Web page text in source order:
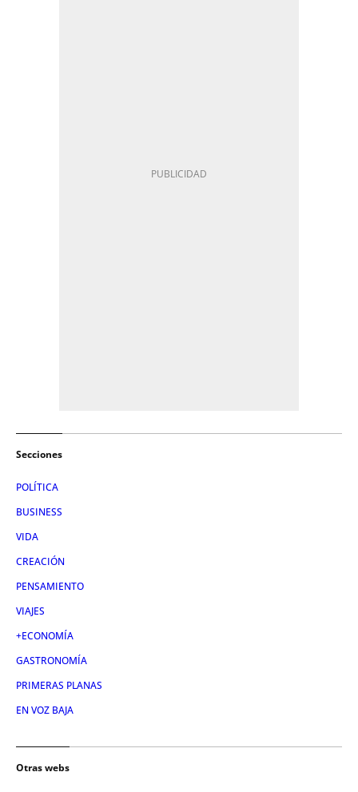
Secciones
POLÍTICA
BUSINESS
VIDA
CREACIÓN
PENSAMIENTO
VIAJES
+ECONOMÍA
GASTRONOMÍA
PRIMERAS PLANAS
EN VOZ BAJA
Otras webs